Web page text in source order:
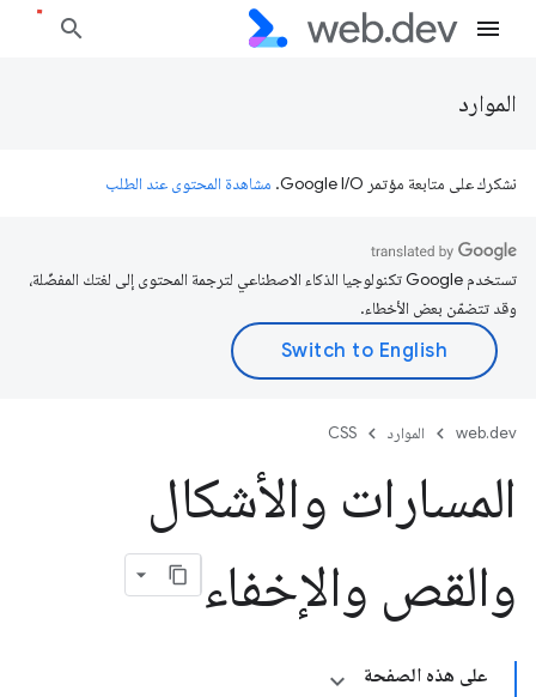
الموارد
نشكرك على متابعة مؤتمر Google I/O. مشاهدة المحتوى عند الطلب
تستخدم Google تكنولوجيا الذكاء الاصطناعي لترجمة المحتوى إلى لغتك المفضّلة،
وقد تتضمّن بعض الأخطاء.
web.dev الموارد CSS
المسارات والأشكال
والقص والإخفاء
على هذه الصفحة